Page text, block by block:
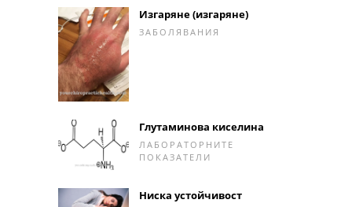
Изгаряне (изгаряне)
ЗАБОЛЯВАНИЯ
Глутаминова киселина
ЛАБОРАТОРНИТЕ
ПОКАЗАТЕЛИ
Ниска устойчивост